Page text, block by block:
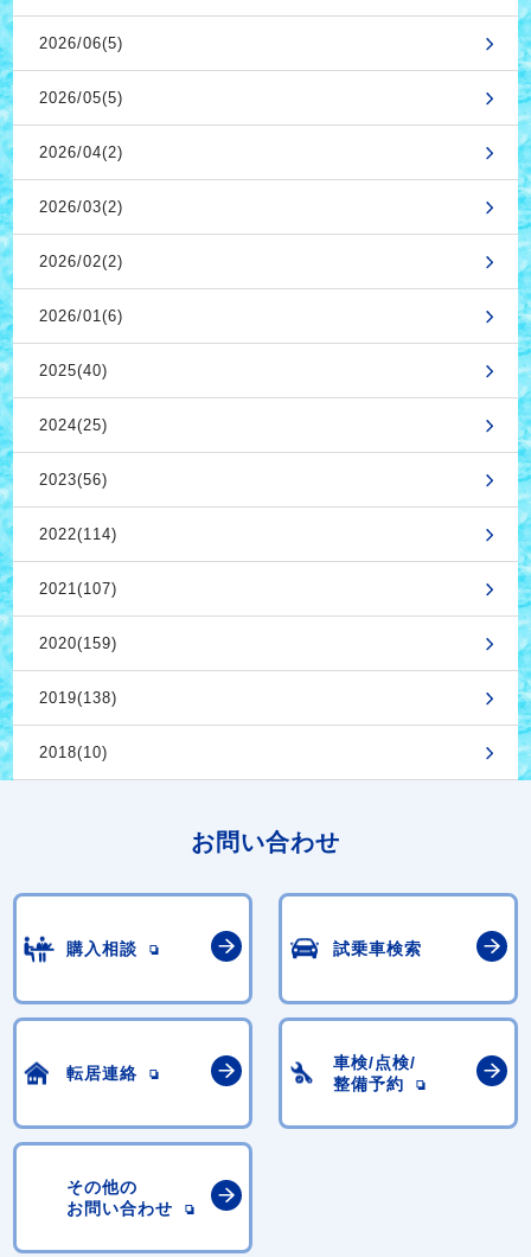
2026/06(5)
2026/05(5)
2026/04(2)
2026/03(2)
2026/02(2)
2026/01(6)
2025(40)
2024(25)
2023(56)
2022(114)
2021(107)
2020(159)
2019(138)
2018(10)
お問い合わせ
購入相談 試乗車検索
転居連絡
車検/点検/
整備予約
その他の
お問い合わせ